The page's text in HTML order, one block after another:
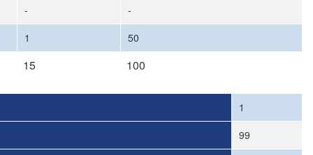
-
-
1
50
15 100
1
99